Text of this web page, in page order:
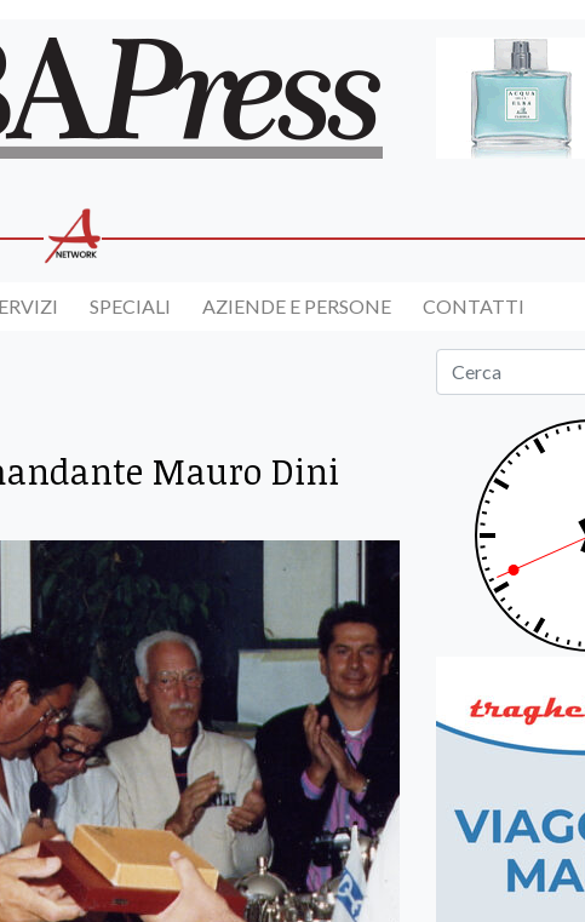
SPECIALI AZIENDE E PERSONE CONTATTI
Mauro Dini